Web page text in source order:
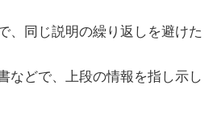
、同じ説明の繰り返しを避けた
などで、上段の情報を指し示し